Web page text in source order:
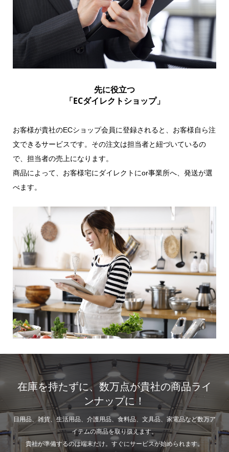
先に役立つ
「ECダイレクトショップ」
お客様が貴社のECショップ会員に登録されると、お客様自ら注
文できるサービスです。その注文は担当者と紐づいているの
で、担当者の売上になります。
商品によって、お客様宅にダイレクトにor事業所へ、発送が選
べます。
在庫を持たずに、数万点が貴社の商品ライ
ンナップに！
日用品、雑貨、生活用品、介護用品、食料品、文具品、家電品など数万ア
イテムの商品を取り扱えます。
貴社が準備するのは端末だけ。すぐにサービスが始められます。